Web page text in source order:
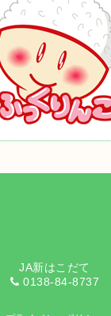
JA新はこだて
0138-84-8737